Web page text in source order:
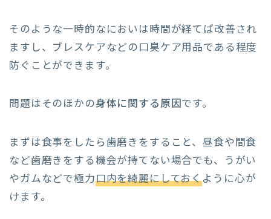
そのような一時的なにおいは時間が経てば改善され
ますし、ブレスケアなどの口臭ケア用品である程度
防ぐことができます。
問題はそのほかの身体に関する原因です。
まずは食事をしたら歯磨きをすること、昼食や間食
など歯磨きをする機会が持てない場合でも、うがい
やガムなどで極力口内を綺麗にしておくように心が
けます。